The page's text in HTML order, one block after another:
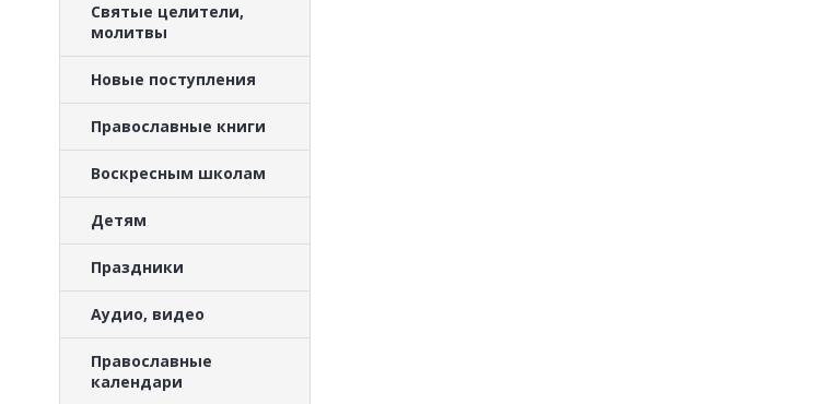
Святые целители,
молитвы
Новые поступления
Православные книги
Воскресным школам
Детям
Праздники
Аудио, видео
Православные
календари